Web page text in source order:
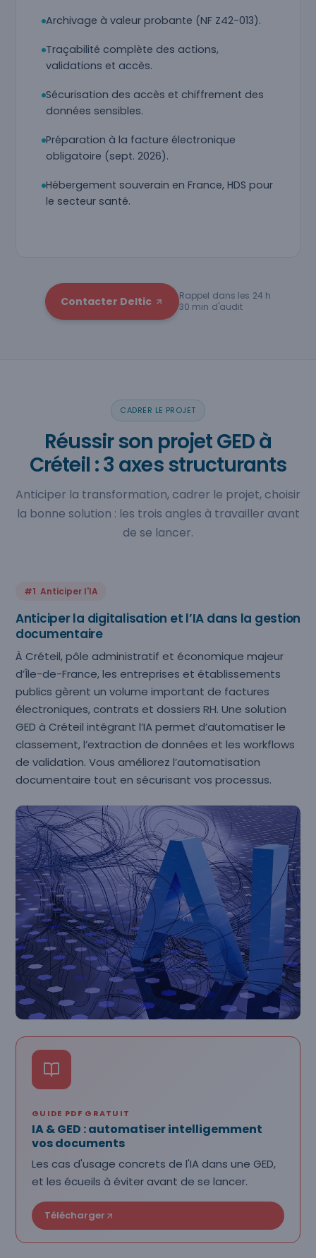
Archivage à valeur probante (NF Z42-013).
Traçabilité complète des actions,
validations et accès.
Sécurisation des accès et chiffrement des
données sensibles.
Préparation à la facture électronique
obligatoire (sept. 2026).
Hébergement souverain en France, HDS pour
le secteur santé.
Contacter Deltic
Rappel dans les 24 h
30 min d'audit
CADRER LE PROJET
Réussir son projet GED à
Créteil : 3 axes structurants
Anticiper la transformation, cadrer le projet, choisir
la bonne solution : les trois angles à travailler avant
de se lancer.
#1 Anticiper l'IA
Anticiper la digitalisation et l’IA dans la gestion
documentaire
À Créteil, pôle administratif et économique majeur
d’Île-de-France, les entreprises et établissements
publics gèrent un volume important de factures
électroniques, contrats et dossiers RH. Une solution
GED à Créteil intégrant l’IA permet d’automatiser le
classement, l’extraction de données et les workflows
de validation. Vous améliorez l’automatisation
documentaire tout en sécurisant vos processus.
GUIDE PDF GRATUIT
IA & GED : automatiser intelligemment
vos documents
Les cas d'usage concrets de l'IA dans une GED,
et les écueils à éviter avant de se lancer.
Télécharger